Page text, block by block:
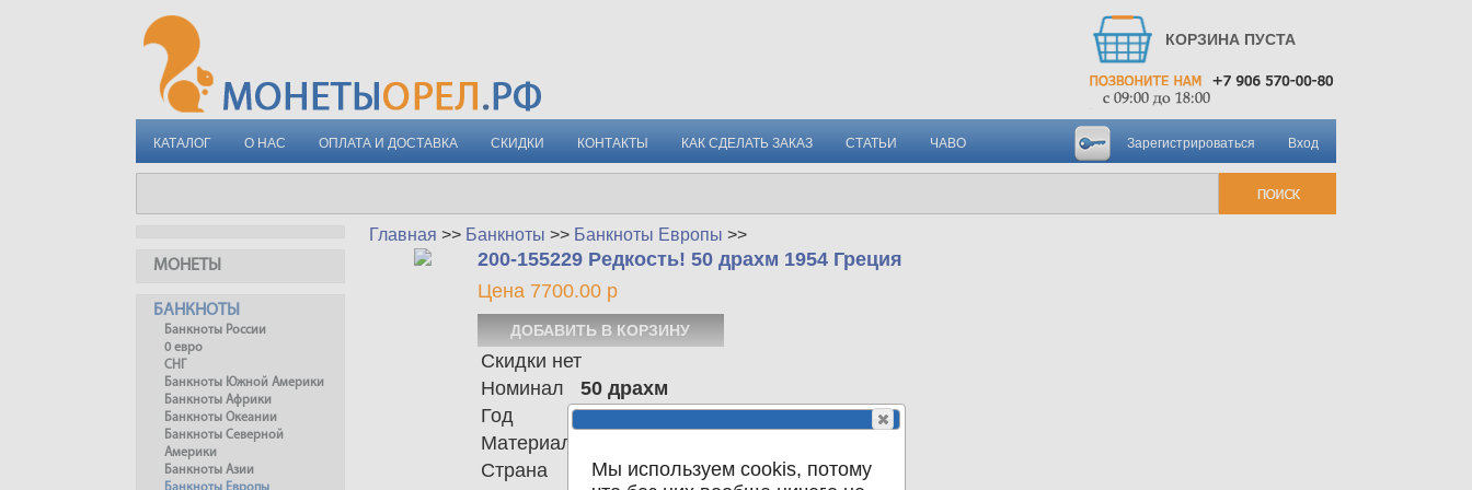
КОРЗИНА ПУСТА
КАТАЛОГ О НАС ОПЛАТА И ДОСТАВКА СКИДКИ КОНТАКТЫ КАК СДЕЛАТЬ ЗАКАЗ СТАТЬИ ЧАВО Вход
Зарегистрироваться
МОНЕТЫ
БАНКНОТЫ
Банкноты России
0 евро
СНГ
Банкноты Южной Америки
Банкноты Африки
Банкноты Океании
Банкноты Северной
Америки
Банкноты Азии
Главная >> Банкноты >> Банкноты Европы >>
200-155229 Редкость! 50 драхм 1954 Греция
Цена 7700.00 р
Скидки нет
Номинал
50 драхм
Год
1954
Материал
Страна
Греция
Мы используем cookis, потому